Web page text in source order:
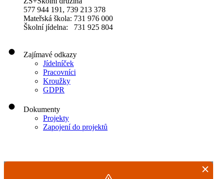
577 944 191, 739 213 378
Mateřská škola: 731 976 000
Školní jídelna: 731 925 804
Zajímavé odkazy
Jídelníček
Pracovníci
Kroužky
GDPR
Dokumenty
Projekty
Zapojení do projektů